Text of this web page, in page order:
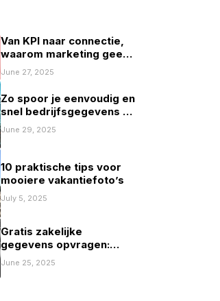
Van KPI naar connectie,
waarom marketing geen
spelletje scoren mag zijn
June 27, 2025
Zo spoor je eenvoudig en
snel bedrijfsgegevens op
in Nederland
June 29, 2025
10 praktische tips voor
mooiere vakantiefoto’s
July 5, 2025
Gratis zakelijke
gegevens opvragen:
mogelijkheden en
beperkingen
June 25, 2025